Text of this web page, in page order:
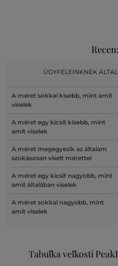
ÜGYFELEINKNEK
A méret sokkal kisebb, mint amit
viselek
A méret egy kicsit kisebb, mint
amit viselek
A méret megegyezik az általam
szokásosan viselt mérettel
A méret egy kicsit nagyobb, mint
amit általában viselek
A méret sokkal nagyobb, mint
amit viselek
Tabuľka veľkostí